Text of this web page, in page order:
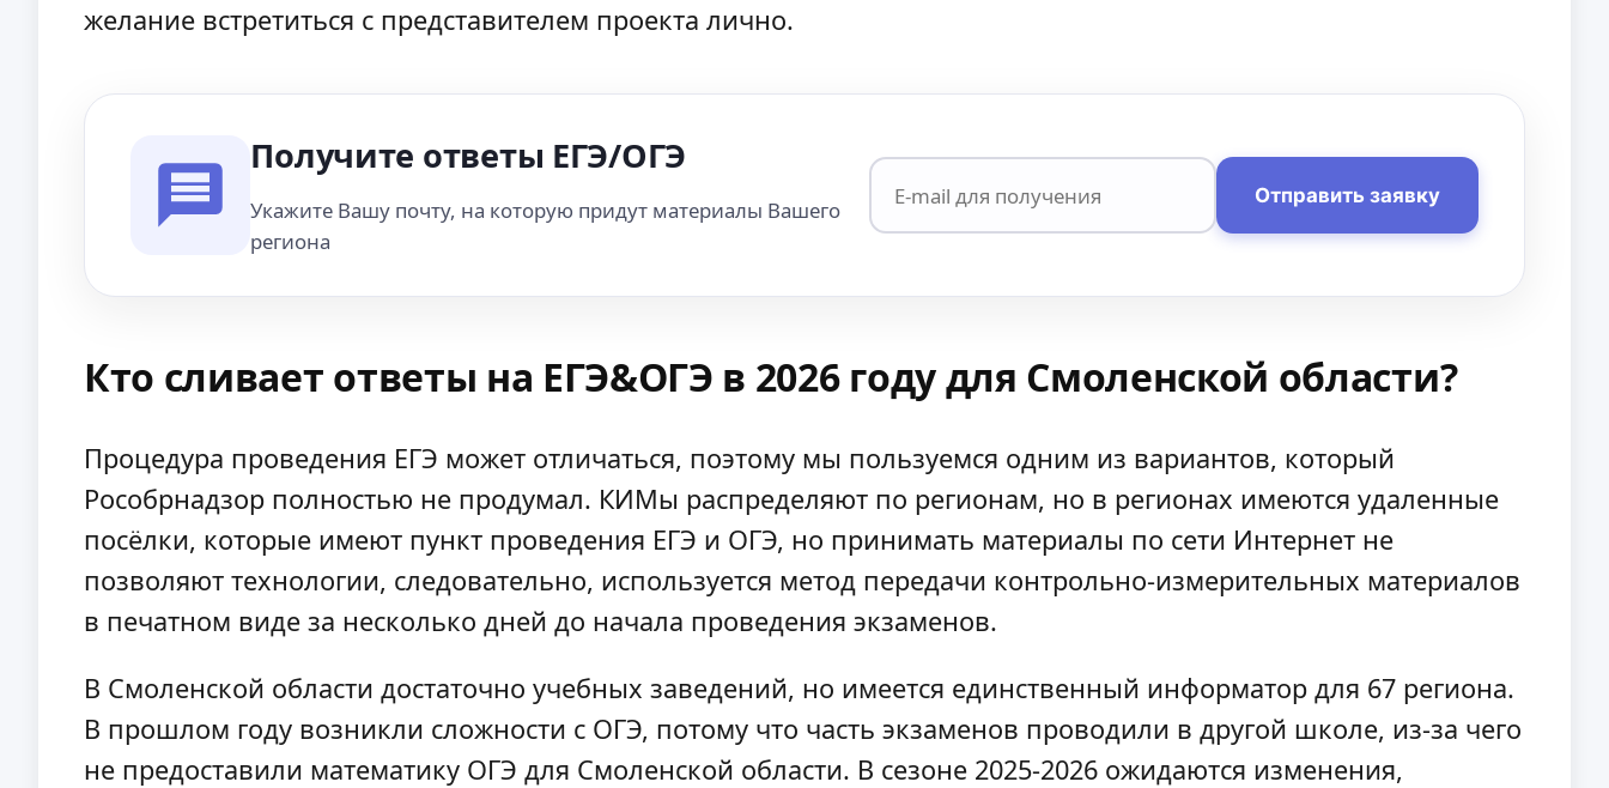
желание встретиться с представителем проекта лично.
Получите ответы ЕГЭ/ОГЭ
Укажите Вашу почту, на которую придут материалы Вашего
региона
Отправить заявку
Кто сливает ответы на ЕГЭ&ОГЭ в 2026 году для Смоленской области?
Процедура проведения ЕГЭ может отличаться, поэтому мы пользуемся одним из вариантов, который
Рособрнадзор полностью не продумал. КИМы распределяют по регионам, но в регионах имеются удаленные
посёлки, которые имеют пункт проведения ЕГЭ и ОГЭ, но принимать материалы по сети Интернет не
позволяют технологии, следовательно, используется метод передачи контрольно-измерительных материалов
в печатном виде за несколько дней до начала проведения экзаменов.
В Смоленской области достаточно учебных заведений, но имеется единственный информатор для 67 региона.
В прошлом году возникли сложности с ОГЭ, потому что часть экзаменов проводили в другой школе, из-за чего
не предоставили математику ОГЭ для Смоленской области. В сезоне 2025-2026 ожидаются изменения,